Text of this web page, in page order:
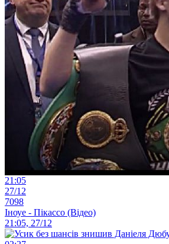
21:05
27/12
7098
Іноуе - Пікассо (Відео)
21:05, 27/12